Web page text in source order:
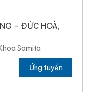
– ĐỨC HOÀ,
Samita
Ứng tuyển